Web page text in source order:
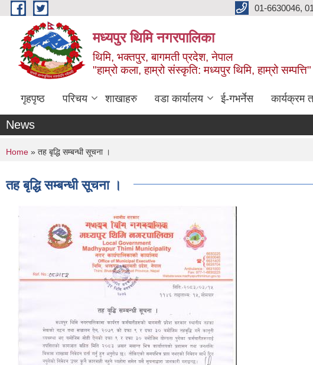
Skip to main content 01-6630046,
मध्यपुर थिमि नगरपालिका
थिमि, भक्तपुर, बागमती प्रदेश, नेपाल
"हाम्रो कला, हाम्रो संस्कृति: मध्यपुर थिमि, हाम्रो सम्पत्ति"
गृहपृष्ठ परिचय शाखाहरु वडा कार्यालय ई-गभर्नेस कार्यक्रम
News
You are here
Home » तह बृद्धि सम्बन्धी सूचना ।
तह बृद्धि सम्बन्धी सूचना ।